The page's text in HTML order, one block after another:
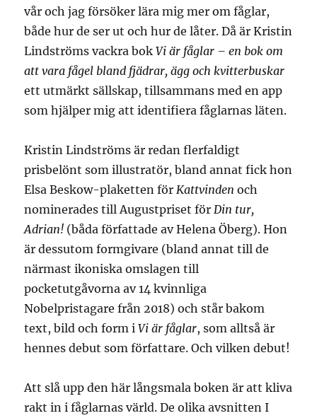
vår och jag försöker lära mig mer om fåglar,
både hur de ser ut och hur de låter. Då är Kristin
Lindströms vackra bokVi är fåglar – en bok om
att vara fågel bland fjädrar, ägg och kvitterbuskar
ett utmärkt sällskap, tillsammans med en app
som hjälper mig att identifiera fåglarnas läten.
Kristin Lindströms är redan flerfaldigt
prisbelönt som illustratör, bland annat fick hon
Elsa Beskow-plaketten förKattvinden och
nominerades till Augustpriset förDin tur,
Adrian! (båda författade av Helena Öberg). Hon
är dessutom formgivare (bland annat till de
närmast ikoniska omslagen till
pocketutgåvorna av 14 kvinnliga
Nobelpristagare från 2018) och står bakom
text, bild och form iVi är fåglar, som alltså är
hennes debut som författare. Och vilken debut!
Att slå upp den här långsmala boken är att kliva
rakt in i fåglarnas värld. De olika avsnitten I